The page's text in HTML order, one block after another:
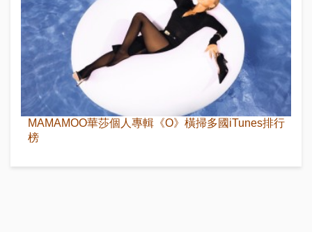
MAMAMOO華莎個人專輯《O》橫掃多國iTunes排行
榜